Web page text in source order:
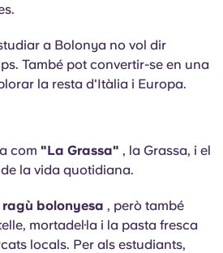
a Bolonya no vol dir
També pot convertir-se en una
la resta d'Itàlia i Europa.
com "La Grassa" , la Grassa, i el
la vida quotidiana.
ragù bolonyesa , però també
mortadel·la i la pasta fresca
locals. Per als estudiants,